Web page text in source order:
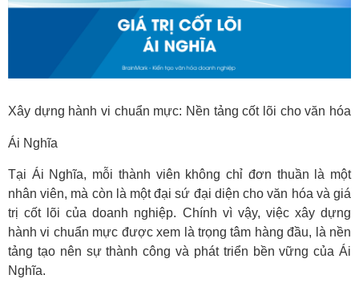
Xây dựng hành vi chuẩn mực: Nền tảng cốt lõi cho văn hóa
Ái Nghĩa
Tại Ái Nghĩa, mỗi thành viên không chỉ đơn thuần là một
nhân viên, mà còn là một đại sứ đại diện cho văn hóa và giá
trị cốt lõi của doanh nghiệp. Chính vì vậy, việc xây dựng
hành vi chuẩn mực được xem là trọng tâm hàng đầu, là nền
tảng tạo nên sự thành công và phát triển bền vững của Ái
Nghĩa.